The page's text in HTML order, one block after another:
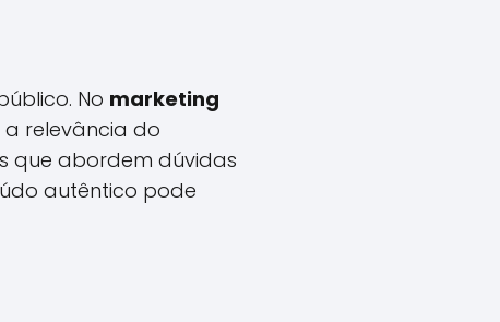
No marketing
a relevância do
que abordem dúvidas
autêntico pode